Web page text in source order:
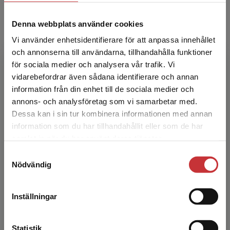
Denna webbplats använder cookies
Vi använder enhetsidentifierare för att anpassa innehållet
och annonserna till användarna, tillhandahålla funktioner
för sociala medier och analysera vår trafik. Vi
vidarebefordrar även sådana identifierare och annan
information från din enhet till de sociala medier och
annons- och analysföretag som vi samarbetar med.
Dessa kan i sin tur kombinera informationen med annan
information som du har tillhandahållit eller som de har
Nödvändig
Inställningar
Statistik
Begränsad fraktregion
Det verkar som att du besöker
studentlitteratur.se via en enhet utanför Sverige.
Vi erbjuder inte leveranser utanför Sverige. För
att kunna slutföra ett köp måste
Ulrika Berg
Ulrika Berg är leg. läkare, medicine doktor och
specialist i barn- och ungdomsmedicin. Hon har
medverkat vid utformningen av svenska
rekommendation...